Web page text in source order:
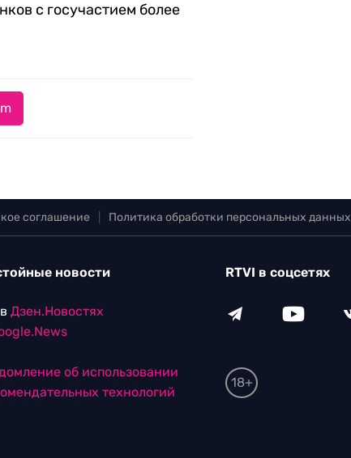
с госучастием более
соглашение Политика обработки персональных данных
новости
Дзен.Новостях
об использовании
технологий
RTVI в соцсетях
18+